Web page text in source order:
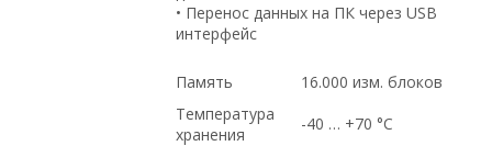
• Перенос данных на ПК через USB
интерфейс
Память
16.000 изм. блоков
Температура
хранения
-40 … +70 °C